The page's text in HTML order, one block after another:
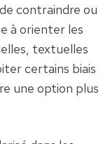
contraindre ou
à orienter les
textuelles
certains biais
une option plus